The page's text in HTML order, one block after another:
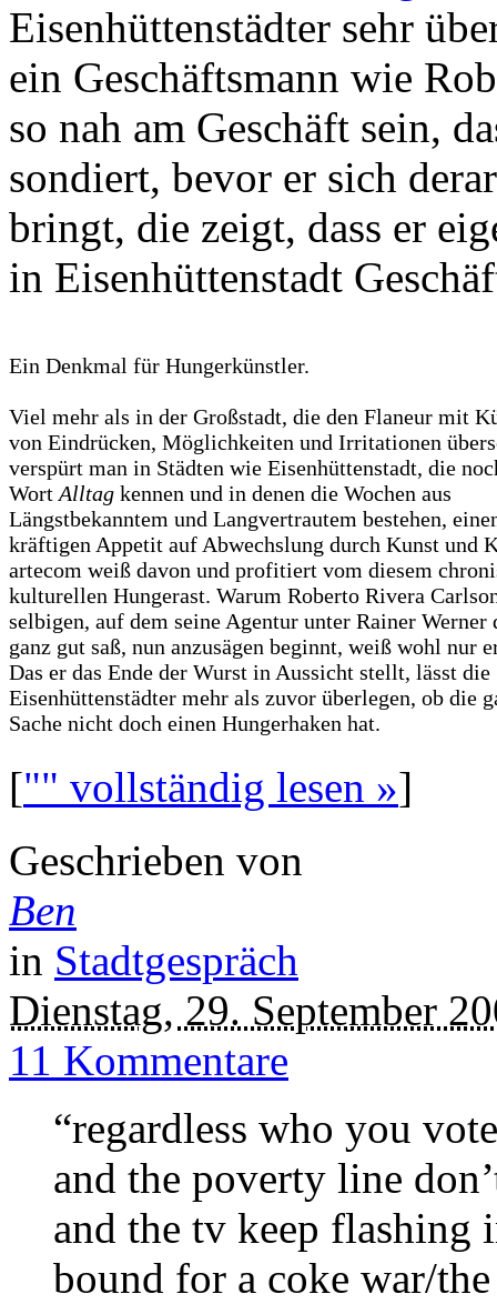
Eisenhüttenstädter sehr
ein Geschäftsmann wie
so nah am Geschäft sein,
sondiert, bevor er sich
bringt, die zeigt, dass er
in Eisenhüttenstadt
Ein Denkmal für Hungerkünstler.
Viel mehr als in der Großstadt, die den Flaneur mit
von Eindrücken, Möglichkeiten und Irritationen
verspürt man in Städten wie Eisenhüttenstadt, die
Wort Alltag kennen und in denen die Wochen aus
Längstbekanntem und Langvertrautem bestehen,
kräftigen Appetit auf Abwechslung durch Kunst und
artecom weiß davon und profitiert vom diesem
kulturellen Hungerast. Warum Roberto Rivera
selbigen, auf dem seine Agentur unter Rainer Werner
ganz gut saß, nun anzusägen beginnt, weiß wohl nur
Das er das Ende der Wurst in Aussicht stellt, lässt die
Eisenhüttenstädter mehr als zuvor überlegen, ob die
Sache nicht doch einen Hungerhaken hat.
["" vollständig lesen »]
Geschrieben von
Ben
in Stadtgespräch
Dienstag, 29. September
11 Kommentare
“regardless who you
and the poverty line
and the tv keep flashing
bound for a coke war/